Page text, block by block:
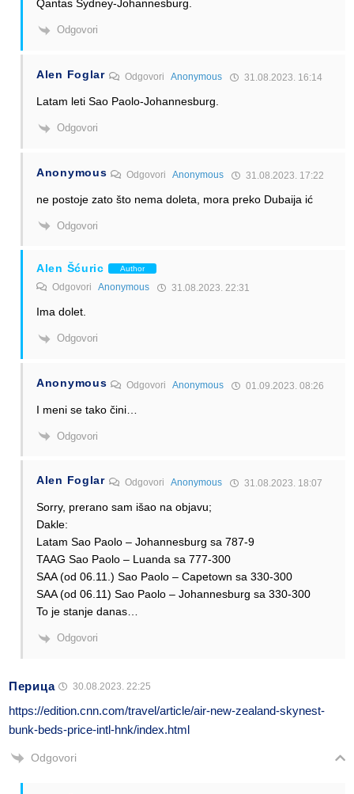
Qantas Sydney-Johannesburg.
Odgovori
Alen Foglar Odgovori Anonymous 31.08.2023. 16:14
Latam leti Sao Paolo-Johannesburg.
Odgovori
Anonymous OdgovoriAnonymous 31.08.2023. 17:22
ne postoje zato što nema doleta, mora preko Dubaija ić
Odgovori
Alen Šćuric Author
Odgovori Anonymous 31.08.2023. 22:31
Ima dolet.
Odgovori
Anonymous OdgovoriAnonymous 01.09.2023. 08:26
I meni se tako čini…
Odgovori
Alen Foglar Odgovori Anonymous 31.08.2023. 18:07
Sorry, prerano sam išao na objavu;
Dakle:
Latam Sao Paolo – Johannesburg sa 787-9
TAAG Sao Paolo – Luanda sa 777-300
SAA (od 06.11.) Sao Paolo – Capetown sa 330-300
SAA (od 06.11) Sao Paolo – Johannesburg sa 330-300
To je stanje danas…
Odgovori
Перица 30.08.2023. 22:25
https://edition.cnn.com/travel/article/air-new-zealand-skynest-
bunk-beds-price-intl-hnk/index.html
Odgovori